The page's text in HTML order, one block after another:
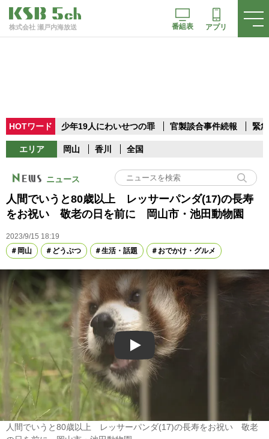
株式会社 瀬戸内海放送 番組表 アプリ
HOTワード 少年19人にわいせつの罪 官製談合事件続報 緊
エリア 岡山 香川 全国
ニュース
人間でいうと80歳以上 レッサーパンダ(17)の長寿
をお祝い 敬老の日を前に 岡山市・池田動物園
2023/9/15 18:19
岡山
どうぶつ 生活・話題 おでかけ・グルメ
Play
人間でいうと80歳以上 レッサーパンダ(17)の長寿をお祝い 敬老